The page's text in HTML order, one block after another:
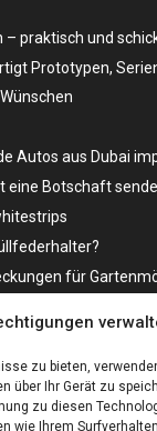
zu bieten,
über Ihr Gerät zu
zu diesen
wie Ihrem
– praktisch und
Prototypen,
Autos aus Dubai
eine Botschaft
für